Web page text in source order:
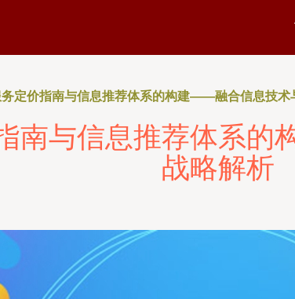
定价指南与信息推荐体系的构建——融合信息技术
南与信息推荐体系
战略解析